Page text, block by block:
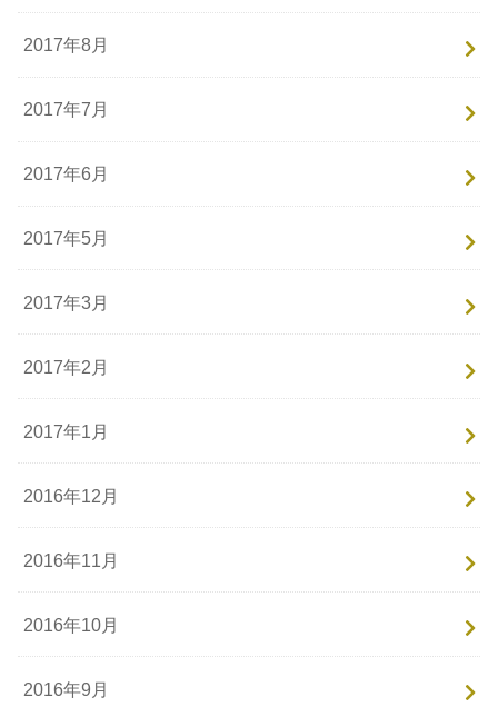
2017年8月
2017年7月
2017年6月
2017年5月
2017年3月
2017年2月
2017年1月
2016年12月
2016年11月
2016年10月
2016年9月